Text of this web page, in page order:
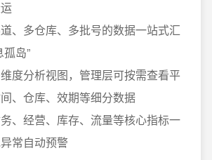
、多仓库、多批号的数据一站式汇
孤岛”
度分析视图，管理层可按需查看平
、仓库、效期等细分数据
、经营、库存、流量等核心指标一
常自动预警